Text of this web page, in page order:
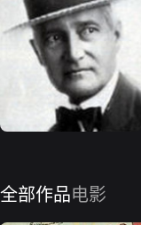
全部作品电影